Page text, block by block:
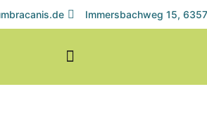
Immersbachweg 15,